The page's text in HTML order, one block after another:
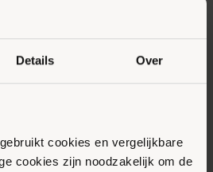
Details Over
cookies en vergelijkbare
cookies zijn noodzakelijk om de
Dance Fit